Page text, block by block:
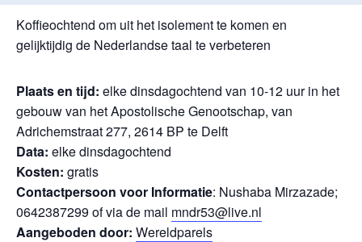
Koffieochtend om uit het isolement te komen en
gelijktijdig de Nederlandse taal te verbeteren
Plaats en tijd: elke dinsdagochtend van 10-12 uur in het
gebouw van het Apostolische Genootschap, van
Adrichemstraat 277, 2614 BP te Delft
Data: elke dinsdagochtend
Kosten: gratis
Contactpersoon voor Informatie: Nushaba Mirzazade;
0642387299 of via de mail mndr53@live.nl
Aangeboden door: Wereldparels